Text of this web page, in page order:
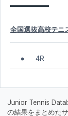
全国選抜高校テニ
● 4R
Junior Tennis
の結果をまとめたサ